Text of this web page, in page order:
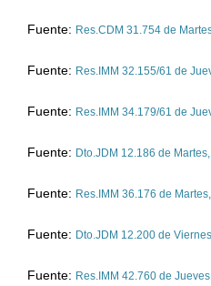
Fuente: Res.CDM 31.754 de
Fuente: Res.IMM 32.155/61 de
Fuente: Res.IMM 34.179/61 de
Fuente: Dto.JDM 12.186 de
Fuente: Res.IMM 36.176 de
Fuente: Dto.JDM 12.200 de
Fuente: Res.IMM 42.760 de